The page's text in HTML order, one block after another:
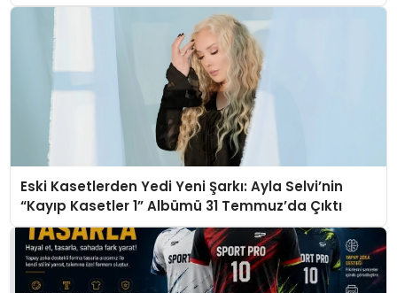
Eski Kasetlerden Yedi Yeni Şarkı: Ayla Selvi’nin
“Kayıp Kasetler 1” Albümü 31 Temmuz’da Çıktı